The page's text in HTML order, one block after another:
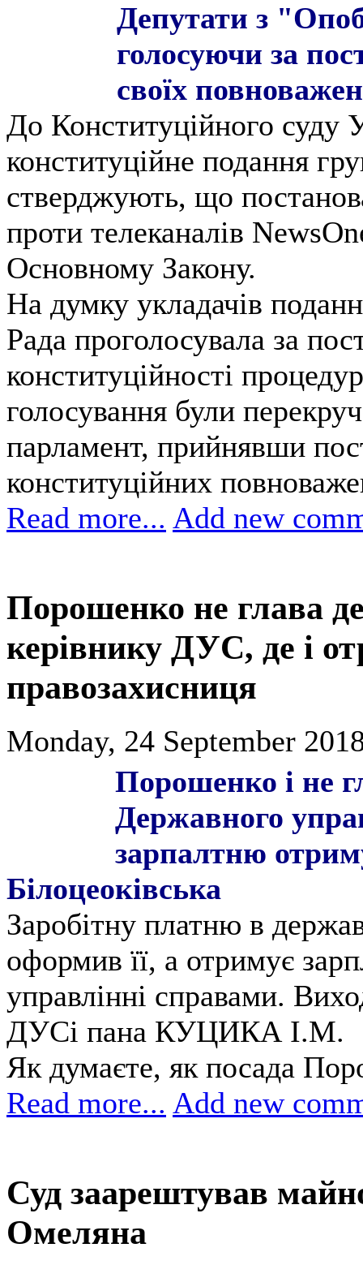
Депутати з
голосуючи за
своїх
До Конституційного суду
конституційне подання
стверджують, що
проти телеканалів
Основному Закону.
На думку укладачів
Рада проголосувала за
конституційності
голосування були
парламент, прийнявши
конституційних
Read more... Add new
Порошенко не глава
керівнику ДУС, де і
правозахисниця
Monday, 24 September
Порошенко і не
Державного
зарпалтню
Білоцеоківська
Заробітну платню в
оформив її, а отримує
управлінні справами.
ДУСі пана КУЦИКА І.М.
Як думаєте, як посада
Read more... Add new
Суд заарештував
Омеляна